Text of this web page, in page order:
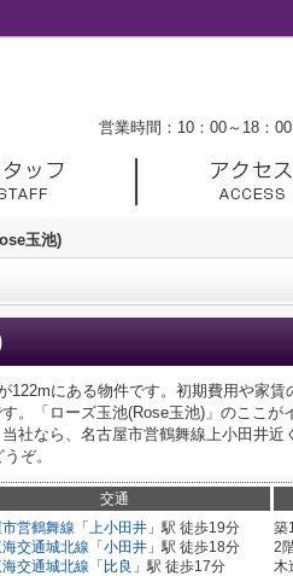
営業時間：10：00～18：00
玉池)
122mにある物件です。初期費用や家
。「ローズ玉池(Rose玉池)」のここ
社なら、名古屋市営鶴舞線上小田井
ぞ。
交通
営鶴舞線 「 上小田井 」駅 徒歩19分
海交通城北線 「 小田井 」駅 徒歩18分
海交通城北線 「 比良 」駅 徒歩17分
築
2
木